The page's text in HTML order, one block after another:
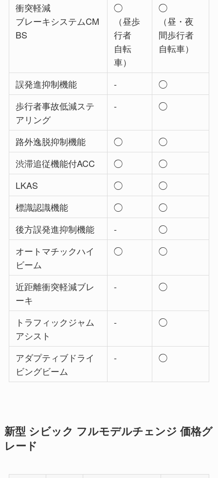
衝突軽減
ブレーキシステムCM
BS
◯
（昼歩
行者
自転
車）
◯
（昼・夜
間歩行者
自転車）
誤発進抑制機能 -
◯
歩行者事故低減ステ
アリング
- ◯
路外逸脱抑制機能 ◯
◯
渋滞追従機能付ACC
◯
◯
LKAS
◯
◯
標識認識機能
◯
◯
後方誤発進抑制機能
-
◯
オートマチックハイ
ビーム
◯ ◯
近距離衝突軽減ブレ
ーキ
- ◯
トラフィックジャム
アシスト
- ◯
アダプティブドライ
ビングビーム
- ◯
新型 シビック フルモデルチェンジ 価格グ
レード